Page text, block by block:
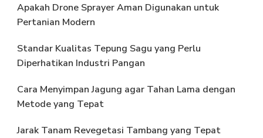
Apakah Drone Sprayer Aman Digunakan untuk
Pertanian Modern
Standar Kualitas Tepung Sagu yang Perlu
Diperhatikan Industri Pangan
Cara Menyimpan Jagung agar Tahan Lama dengan
Metode yang Tepat
Jarak Tanam Revegetasi Tambang yang Tepat